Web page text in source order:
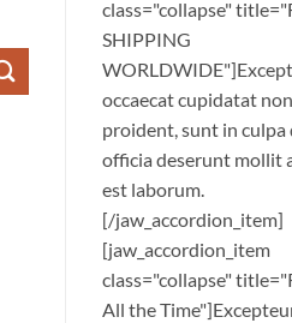
class="collapse"
SHIPPING
occaecat cupidatat non
proident, sunt in culpa
officia deserunt mollit
est laborum.
[/jaw_accordion_item]
[jaw_accordion_item
class="collapse"
All the